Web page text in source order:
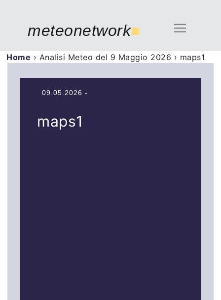
meteonetwork■
Home › Analisi Meteo del 9 Maggio 2026 › maps1
09.05.2026 -
maps1